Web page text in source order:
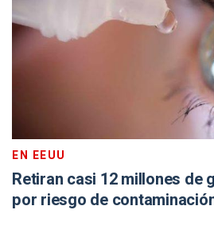
EN EEUU
Retiran casi 12 millones de
por riesgo de